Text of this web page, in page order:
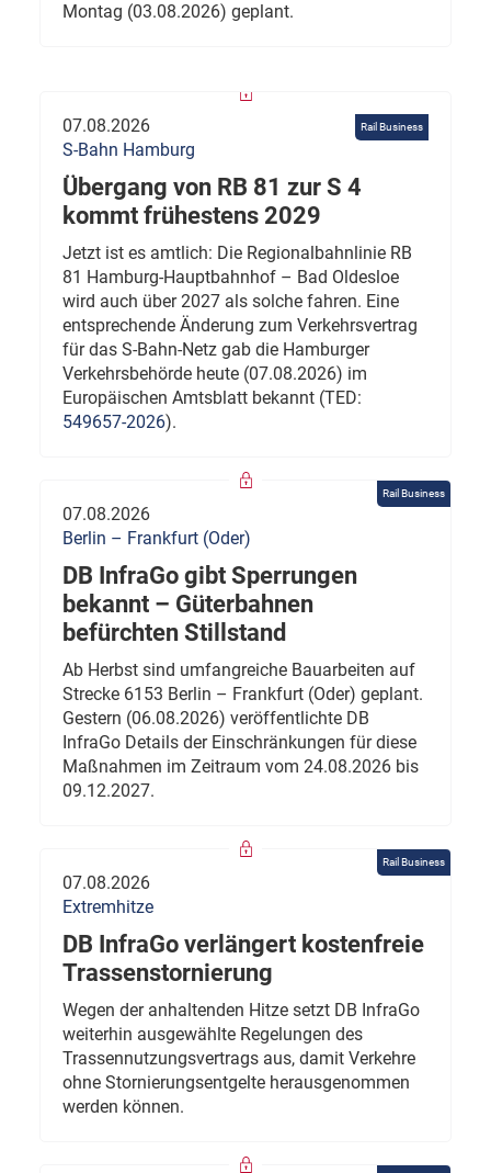
Montag (03.08.2026) geplant.
Rail Business
07.08.2026
S-Bahn Hamburg
Übergang von RB 81 zur S 4
kommt frühestens 2029
Jetzt ist es amtlich: Die Regionalbahnlinie RB
81 Hamburg-Hauptbahnhof – Bad Oldesloe
wird auch über 2027 als solche fahren. Eine
entsprechende Änderung zum Verkehrsvertrag
für das S-Bahn-Netz gab die Hamburger
Verkehrsbehörde heute (07.08.2026) im
Europäischen Amtsblatt bekannt (TED:
549657-2026).
Rail Business
07.08.2026
Berlin – Frankfurt (Oder)
DB InfraGo gibt Sperrungen
bekannt – Güterbahnen
befürchten Stillstand
Ab Herbst sind umfangreiche Bauarbeiten auf
Strecke 6153 Berlin – Frankfurt (Oder) geplant.
Gestern (06.08.2026) veröffentlichte DB
InfraGo Details der Einschränkungen für diese
Maßnahmen im Zeitraum vom 24.08.2026 bis
09.12.2027.
Rail Business
07.08.2026
Extremhitze
DB InfraGo verlängert kostenfreie
Trassenstornierung
Wegen der anhaltenden Hitze setzt DB InfraGo
weiterhin ausgewählte Regelungen des
Trassennutzungsvertrags aus, damit Verkehre
ohne Stornierungsentgelte herausgenommen
werden können.